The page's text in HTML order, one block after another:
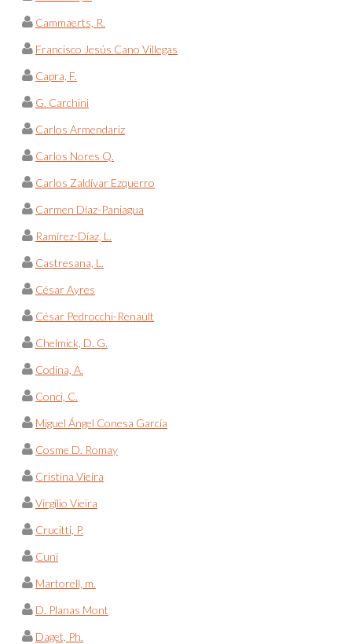
Cammaerts, R.
Francisco Jesús Cano Villegas
Capra, F.
G. Carchini
Carlos Armendariz
Carlos Nores Q.
Carlos Zaldívar Ezquerro
Carmen Díaz-Paniagua
Ramírez-Díaz, L.
Castresana, L.
César Ayres
César Pedrocchi-Renault
Chelmick, D. G.
Codina, A.
Conci, C.
Miguel Ángel Conesa García
Cosme D. Romay
Cristina Vieira
Virgílio Vieira
Crucitti, P.
Cuni
Martorell, m.
D. Planas Mont
Daget, Ph.